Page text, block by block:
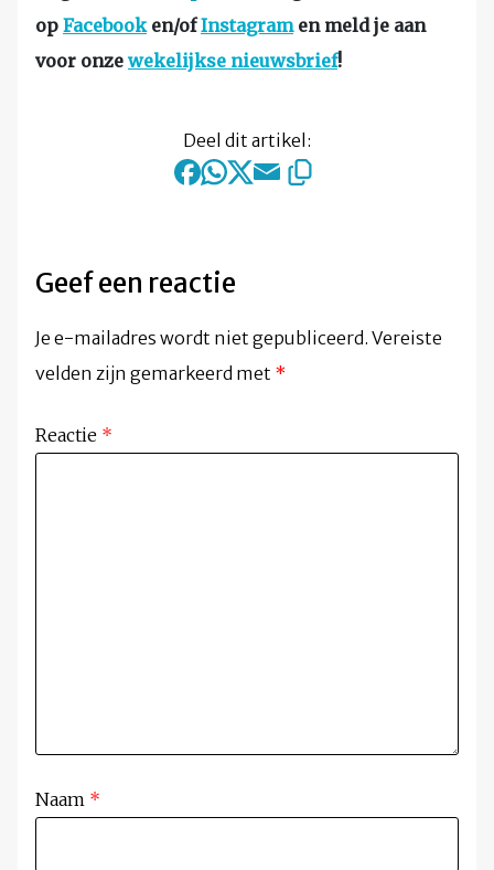
op Facebooken/ofInstagramen meld je aan
voor onze wekelijkse nieuwsbrief!
Deel dit artikel:
Geef een reactie
Je e-mailadres wordt niet gepubliceerd. Vereiste
velden zijn gemarkeerd met *
Reactie *
Naam *